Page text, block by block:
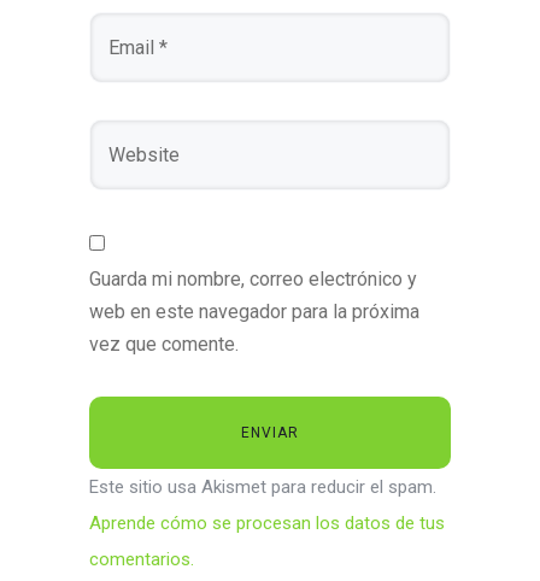
Guarda mi nombre, correo electrónico y
web en este navegador para la próxima
vez que comente.
Este sitio usa Akismet para reducir el spam.
Aprende cómo se procesan los datos de tus
comentarios.